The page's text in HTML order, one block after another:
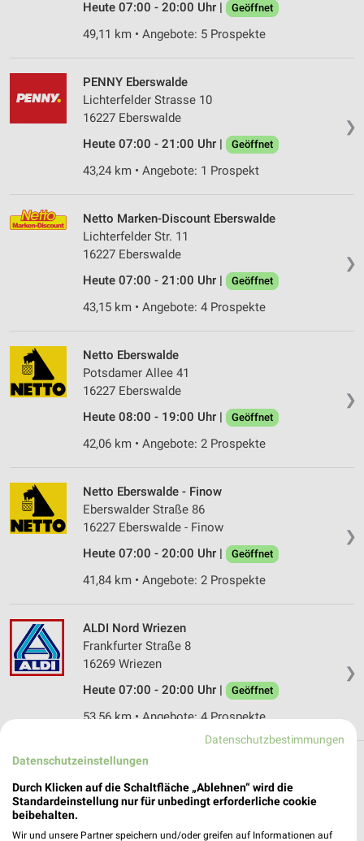
Heute 07:00 - 20:00 Uhr |
Geöffnet
49,11 km • Angebote: 5 Prospekte
❯
PENNY Eberswalde
Lichterfelder Strasse 10
16227 Eberswalde
Heute 07:00 - 21:00 Uhr |
Geöffnet
43,24 km • Angebote: 1 Prospekt
❯
Netto Marken-Discount Eberswalde
Lichterfelder Str. 11
16227 Eberswalde
Heute 07:00 - 21:00 Uhr |
Geöffnet
43,15 km • Angebote: 4 Prospekte
❯
Netto Eberswalde
Potsdamer Allee 41
16227 Eberswalde
Heute 08:00 - 19:00 Uhr |
Geöffnet
42,06 km • Angebote: 2 Prospekte
❯
Netto Eberswalde - Finow
Eberswalder Straße 86
16227 Eberswalde - Finow
Heute 07:00 - 20:00 Uhr |
Geöffnet
41,84 km • Angebote: 2 Prospekte
❯
ALDI Nord Wriezen
Frankfurter Straße 8
16269 Wriezen
Heute 07:00 - 20:00 Uhr |
Geöffnet
53,56 km • Angebote: 4 Prospekte
Falkenberg
Datenschutzbestimmungen
Datenschutzeinstellungen
Durch Klicken auf die Schaltfläche „Ablehnen“ wird die
Standardeinstellung nur für unbedingt erforderliche cookie
beibehalten.
Wir und unsere Partner speichern und/oder greifen auf Informationen auf